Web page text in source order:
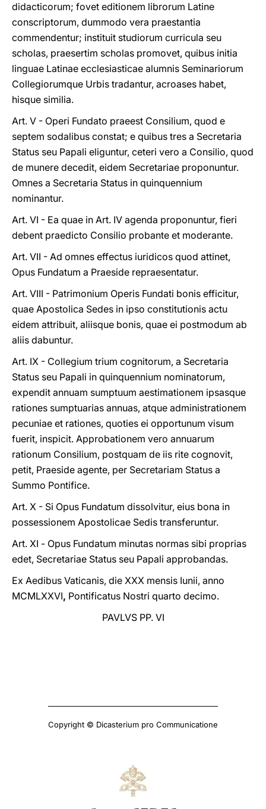
didacticorum; fovet editionem librorum Latine
conscriptorum, dummodo vera praestantia
commendentur; instituit studiorum curricula seu
scholas, praesertim scholas promovet, quibus initia
linguae Latinae ecclesiasticae alumnis Seminariorum
Collegiorumque Urbis tradantur, acroases habet,
hisque similia.
Art. V - Operi Fundato praeest Consilium, quod e
septem sodalibus constat; e quibus tres a Secretaria
Status seu Papali eliguntur, ceteri vero a Consilio, quod
de munere decedit, eidem Secretariae proponuntur.
Omnes a Secretaria Status in quinquennium
nominantur.
Art. VI - Ea quae in Art. IV agenda proponuntur, fieri
debent praedicto Consilio probante et moderante.
Art. VII - Ad omnes effectus iuridicos quod attinet,
Opus Fundatum a Praeside repraesentatur.
Art. VIII - Patrimonium Operis Fundati bonis efficitur,
quae Apostolica Sedes in ipso constitutionis actu
eidem attribuit, aliisque bonis, quae ei postmodum ab
aliis dabuntur.
Art. IX - Collegium trium cognitorum, a Secretaria
Status seu Papali in quinquennium nominatorum,
expendit annuam sumptuum aestimationem ipsasque
rationes sumptuarias annuas, atque administrationem
pecuniae et rationes, quoties ei opportunum visum
fuerit, inspicit. Approbationem vero annuarum
rationum Consilium, postquam de iis rite cognovit,
petit, Praeside agente, per Secretariam Status a
Summo Pontifice.
Art. X - Si Opus Fundatum dissolvitur, eius bona in
possessionem Apostolicae Sedis transferuntur.
Art. XI - Opus Fundatum minutas normas sibi proprias
edet, Secretariae Status seu Papali approbandas.
Ex Aedibus Vaticanis, die XXX mensis Iunii, anno
MCMLXXVI, Pontificatus Nostri quarto decimo.
PAVLVS PP. VI
Copyright © Dicasterium pro Communicatione